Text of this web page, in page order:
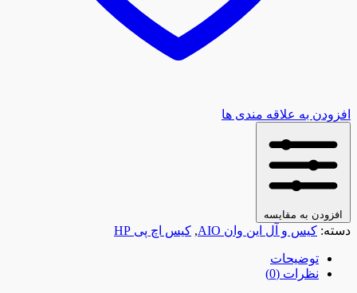
افزودن به علاقه مندی ها
افزودن به مقایسه
دسته: کیس و آل این وان AIO , کیس اچ پی HP
توضیحات
نظرات (0)